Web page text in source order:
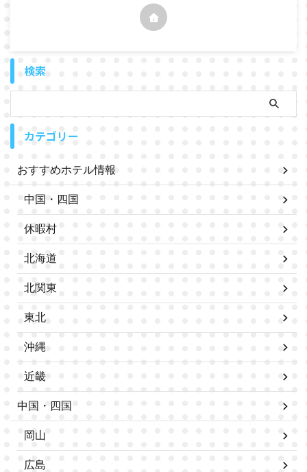
検索
カテゴリー
おすすめホテル情報
中国・四国
休暇村
北海道
北関東
東北
沖縄
近畿
中国・四国
岡山
広島